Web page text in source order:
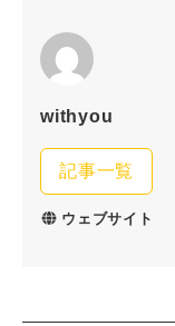
withyou
記事一覧
ウェブサイト